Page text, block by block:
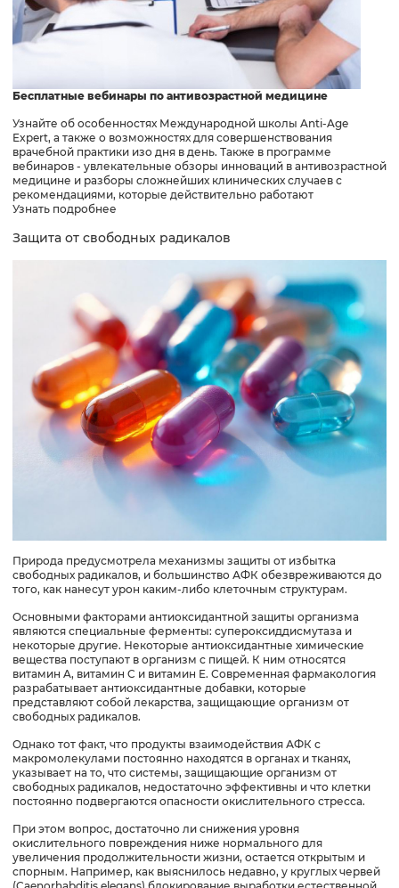
Бесплатные вебинары по антивозрастной медицине
Узнайте об особенностях Международной школы Anti-Age
Expert, а также о возможностях для совершенствования
врачебной практики изо дня в день. Также в программе
вебинаров - увлекательные обзоры инноваций в антивозрастной
медицине и разборы сложнейших клинических случаев с
рекомендациями, которые действительно работают
Узнать подробнее
Защита от свободных радикалов
Природа предусмотрела механизмы защиты от избытка
свободных радикалов, и большинство АФК обезвреживаются до
того, как нанесут урон каким-либо клеточным структурам.
Основными факторами антиоксидантной защиты организма
являются специальные ферменты: супероксиддисмутаза и
некоторые другие. Некоторые антиоксидантные химические
вещества поступают в организм с пищей. К ним относятся
витамин A, витамин C и витамин E. Современная фармакология
разрабатывает антиоксидантные добавки, которые
представляют собой лекарства, защищающие организм от
свободных радикалов.
Однако тот факт, что продукты взаимодействия АФК с
макромолекулами постоянно находятся в органах и тканях,
указывает на то, что системы, защищающие организм от
свободных радикалов, недостаточно эффективны и что клетки
постоянно подвергаются опасности окислительного стресса.
При этом вопрос, достаточно ли снижения уровня
окислительного повреждения ниже нормального для
увеличения продолжительности жизни, остается открытым и
спорным. Например, как выяснилось недавно, у круглых червей